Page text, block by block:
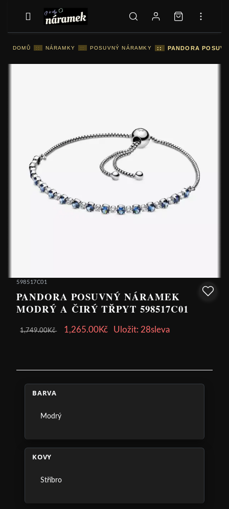
DOMŮ :: NÁRAMKY :: POSUVNÝ NÁRAMKY :: PANDORA
598517C01
PANDORA POSUVNÝ NÁRAMEK
MODRÝ A ČIRÝ TŘPYT 598517C01
1,749.00Kč 1,265.00Kč Uložit: 28sleva
BARVA
Modrý
KOVY
Stříbro